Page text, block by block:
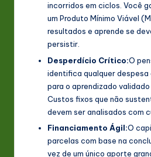
incorridos em ciclos. Você
um Produto Mínimo Viável
resultados e aprende se
persistir.
Desperdício Crítico:O
identifica qualquer despesa
para o aprendizado
Custos fixos que não
devem ser analisados com
Financiamento Ágil:O
parcelas com base na
vez de um único aporte